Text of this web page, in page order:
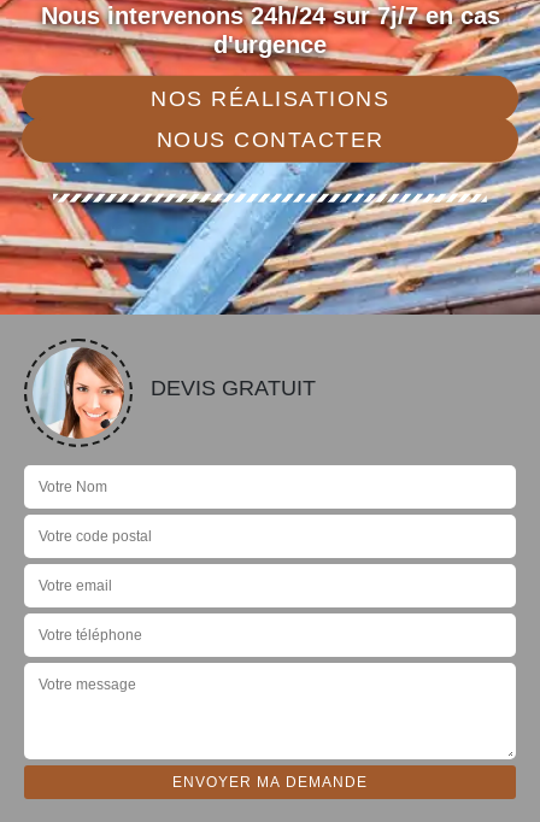
Nous intervenons 24h/24 sur 7j/7 en cas
d'urgence
NOS RÉALISATIONS
NOUS CONTACTER
DEVIS GRATUIT